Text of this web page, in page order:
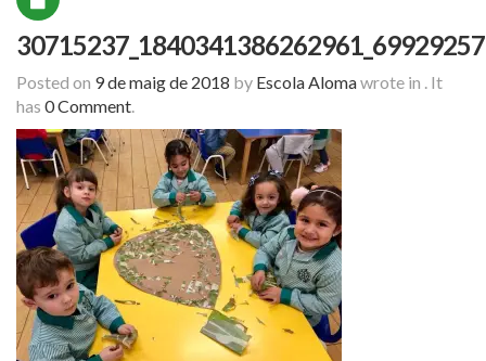
Posted on 9 de maig de 2018 by Escola Alomawrote in . It
has 0 Comment.